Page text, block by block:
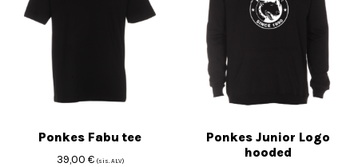
Ponkes Fabu tee
39,00 € (sis. ALV)
Ponkes Junior Logo
hooded